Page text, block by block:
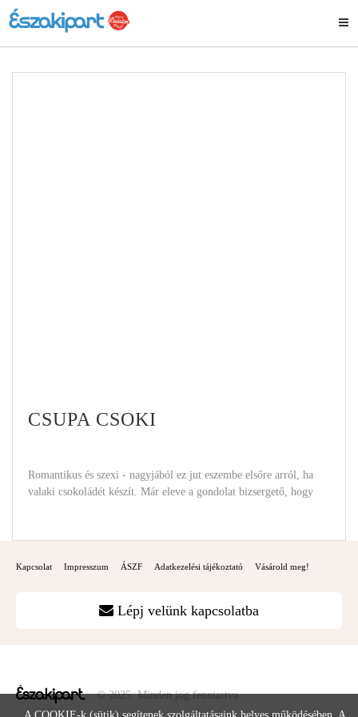
CSUPA CSOKI
Romantikus és szexi - nagyjából ez jut eszembe elsőre arról, ha
valaki csokoládét készít. Már eleve a gondolat bizsergető, hogy
Kapcsolat Impresszum ÁSZF Adatkezelési tájékoztató Vásárold meg!
Lépj velünk kapcsolatba
© 2025. Minden jog fenntartva